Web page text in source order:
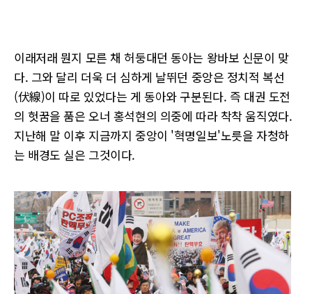
이래저래 뭔지 모른 채 허둥대던 동아는 왕바보 신문이 맞
다. 그와 달리 더욱 더 심하게 날뛰던 중앙은 정치적 복선
(伏線)이 따로 있었다는 게 동아와 구분된다. 즉 대권 도전
의 헛꿈을 품은 오너 홍석현의 의중에 따라 착착 움직였다.
지난해 말 이후 지금까지 중앙이 '혁명일보'노릇을 자청하
는 배경도 실은 그것이다.